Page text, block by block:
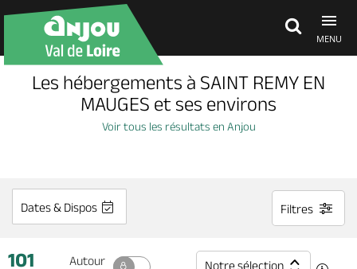
MENU
Découvrir
Agenda
Dormir, manger
Les hébergements à SAINT REMY EN
MAUGES et ses environs
Voir tous les résultats en Anjou
Dates & Dispos Filtres
101
Autour
Notre sélection